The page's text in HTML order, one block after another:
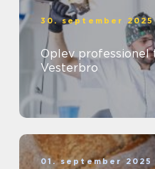
30. september 2025
Oplev professionel
Vesterbro
01. september 2025